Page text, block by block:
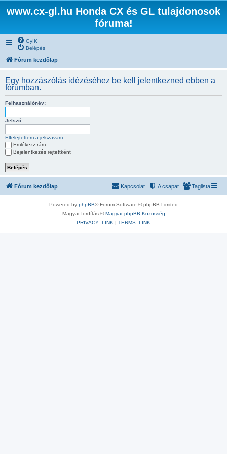
www.cx-gl.hu Honda CX és GL tulajdonosok
fóruma!
GyIK
Belépés
Fórum kezdőlap
Egy hozzászólás idézéséhez be kell jelentkezned ebben a
fórumban.
Felhasználónév:
Jelszó:
Elfelejtettem a jelszavam
Emlékezz rám
Bejelentkezés rejtettként
Fórum kezdőlap Taglista
A csapat
Kapcsolat
Powered by phpBB® Forum Software © phpBB Limited
Magyar fordítás ©Magyar phpBB Közösség
PRIVACY_LINK | TERMS_LINK